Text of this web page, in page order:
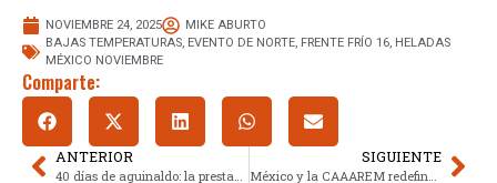
NOVIEMBRE 24, 2025
MIKE ABURTO
BAJAS TEMPERATURAS, EVENTO DE NORTE, FRENTE FRÍO 16, HELADAS
MÉXICO NOVIEMBRE
Comparte:
ANTERIOR
40 días de aguinaldo: la prestación que distingue a servidores públicos
SIGUIENTE
México y la CAAAREM redefinen el futuro del comercio exterior